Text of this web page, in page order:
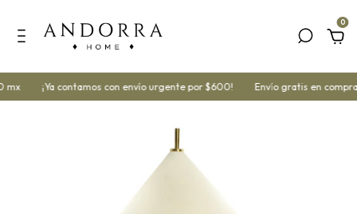
0
mx ¡Ya contamos con envío urgente por $600! Envío gratis en